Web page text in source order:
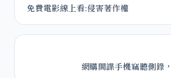
免費電影線上看:侵害著作權
網購間諜手機竊聽側錄